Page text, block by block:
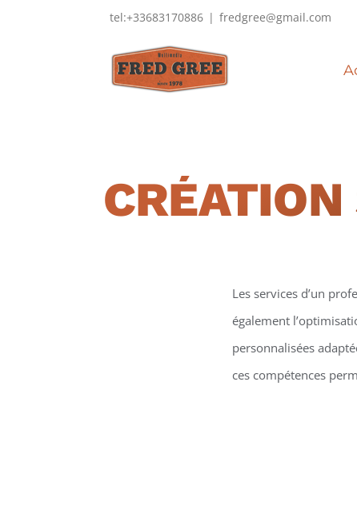
tel:+33683170886 | fredgree@gmail.com
Les services d’un
également
personnalisées
ces compétences